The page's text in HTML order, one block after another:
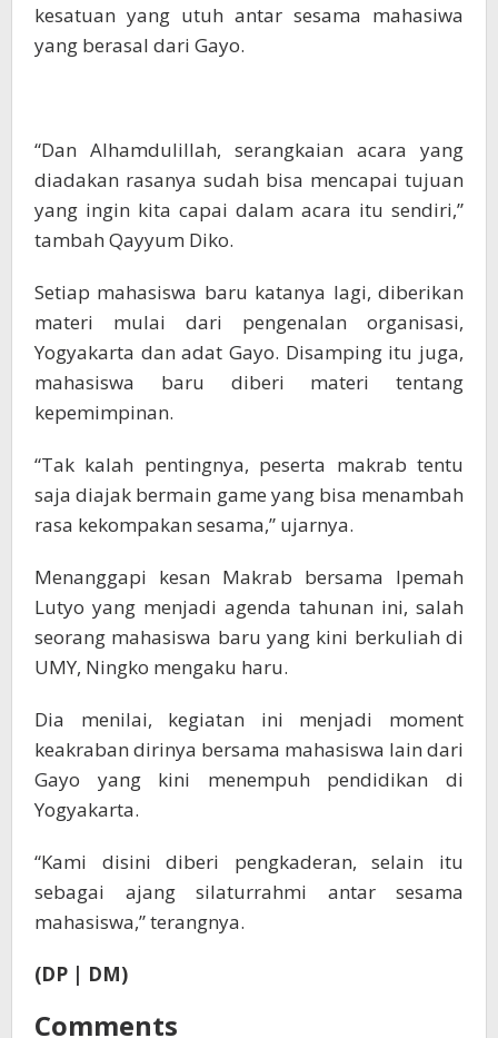
kesatuan yang utuh antar sesama mahasiwa
yang berasal dari Gayo.
“Dan Alhamdulillah, serangkaian acara yang
diadakan rasanya sudah bisa mencapai tujuan
yang ingin kita capai dalam acara itu sendiri,”
tambah Qayyum Diko.
Setiap mahasiswa baru katanya lagi, diberikan
materi mulai dari pengenalan organisasi,
Yogyakarta dan adat Gayo. Disamping itu juga,
mahasiswa baru diberi materi tentang
kepemimpinan.
“Tak kalah pentingnya, peserta makrab tentu
saja diajak bermain game yang bisa menambah
rasa kekompakan sesama,” ujarnya.
Menanggapi kesan Makrab bersama Ipemah
Lutyo yang menjadi agenda tahunan ini, salah
seorang mahasiswa baru yang kini berkuliah di
UMY, Ningko mengaku haru.
Dia menilai, kegiatan ini menjadi moment
keakraban dirinya bersama mahasiswa lain dari
Gayo yang kini menempuh pendidikan di
Yogyakarta.
“Kami disini diberi pengkaderan, selain itu
sebagai ajang silaturrahmi antar sesama
mahasiswa,” terangnya.
(DP | DM)
Comments